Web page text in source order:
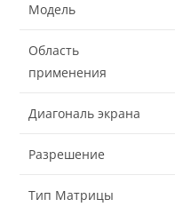
Модель
Область
применения
Диагональ экрана
Разрешение
Тип Матрицы